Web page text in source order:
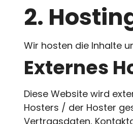
2.
Wir hosten die Inhalte
Externes
Diese Website wird
Hosters / der Hoster
Vertragsdaten,